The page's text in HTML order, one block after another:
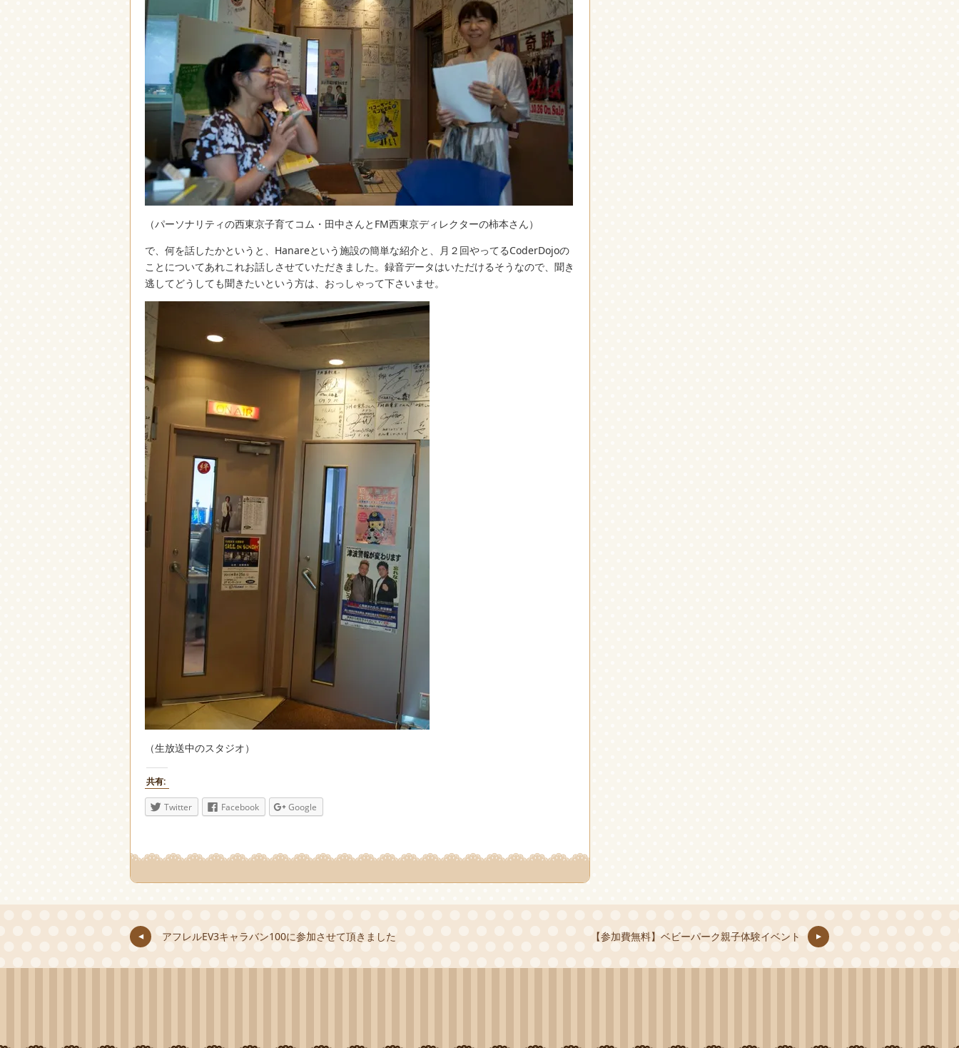
（パーソナリティの西東京子育てコム・田中さんとFM西東京ディレクターの柿本さん）
で、何を話したかというと、Hanareという施設の簡単な紹介と、月２回やってるCoderDojoの
ことについてあれこれお話しさせていただきました。録音データはいただけるそうなので、聞き
逃してどうしても聞きたいという方は、おっしゃって下さいませ。
（生放送中のスタジオ）
共有:
Twitter Facebook Google
アフレルEV3キャラバン100に参加させて頂きました 【参加費無料】ベビーパーク親子体験イベント